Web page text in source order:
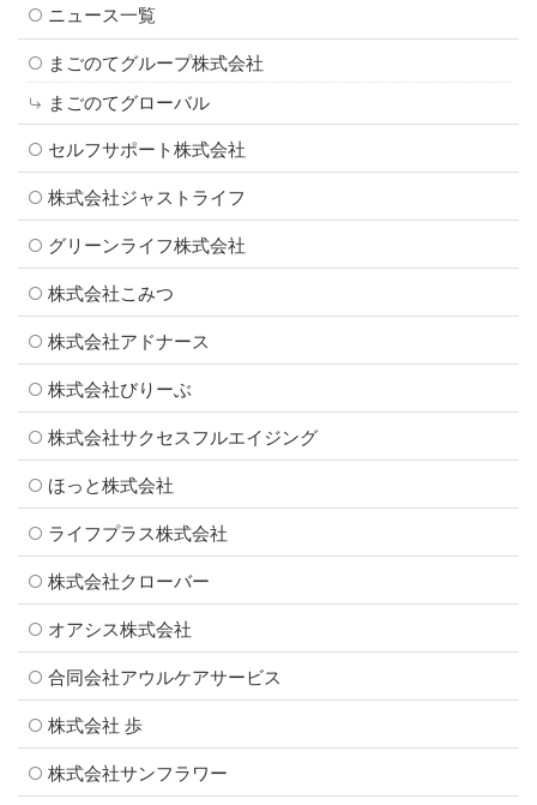
ニュース一覧
まごのてグループ株式会社
まごのてグローバル
セルフサポート株式会社
株式会社ジャストライフ
グリーンライフ株式会社
株式会社こみつ
株式会社アドナース
株式会社びりーぶ
株式会社サクセスフルエイジング
ほっと株式会社
ライフプラス株式会社
株式会社クローバー
オアシス株式会社
合同会社アウルケアサービス
株式会社 歩
株式会社サンフラワー